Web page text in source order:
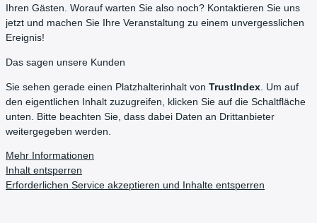
Ihren Gästen. Worauf warten Sie also noch? Kontaktieren Sie uns
jetzt und machen Sie Ihre Veranstaltung zu einem unvergesslichen
Ereignis!
Das sagen unsere Kunden
Sie sehen gerade einen Platzhalterinhalt von TrustIndex . Um auf
den eigentlichen Inhalt zuzugreifen, klicken Sie auf die Schaltfläche
unten. Bitte beachten Sie, dass dabei Daten an Drittanbieter
weitergegeben werden.
Mehr Informationen
Inhalt entsperren
Erforderlichen Service akzeptieren und Inhalte entsperren